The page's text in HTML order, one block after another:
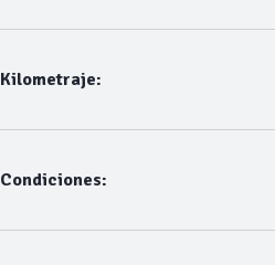
Kilometraje:
Condiciones: